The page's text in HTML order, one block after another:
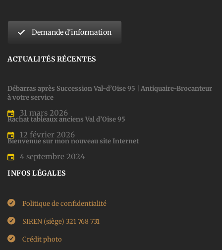
Demande d'information
ACTUALITÉS RÉCENTES
Débarras après Succession Val-d’Oise 95 | Antiquaire-Brocanteur
à votre service
31 mars 2026
Rachat tableaux anciens Val d’Oise 95
12 février 2026
Bienvenue sur mon nouveau site Internet
4 septembre 2024
INFOS LÉGALES
Politique de confidentialité
SIREN (siège) 321 768 731
Crédit photo